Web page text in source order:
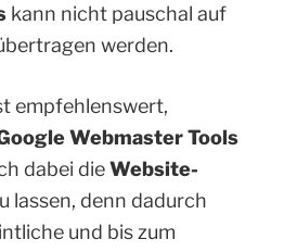
kann nicht pauschal auf
werden.
empfehlenswert,
Webmaster Tools
dabei dieWebsite-
lassen, denn dadurch
und bis zum